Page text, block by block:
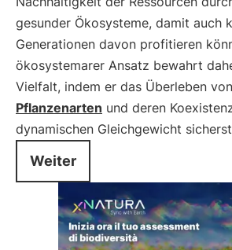
gesunder Ökosysteme, damit auch
Generationen davon profitieren
ökosystemarer Ansatz bewahrt
Vielfalt, indem er das Überleben von
Pflanzenarten und deren
dynamischen Gleichgewicht
Weiter